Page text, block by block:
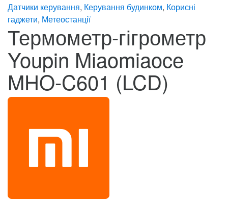
Датчики керування, Керування будинком, Корисні
гаджети, Метеостанції
Термометр-гігрометр
Youpin Miaomiaoce
MHO-C601 (LCD)